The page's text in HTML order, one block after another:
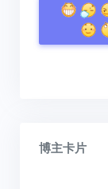
博主卡片